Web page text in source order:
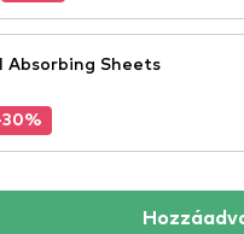
Absorbing Sheets
30%